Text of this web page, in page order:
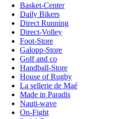
Basket-Center
Daily Bikers
Direct Running
Direct-Volley
Foot-Store
Galopp-Store
Golf and co
Handball-Store
House of Rugby
La sellerie de Maé
Made in Paradis
Nauti-wave
On-Fight